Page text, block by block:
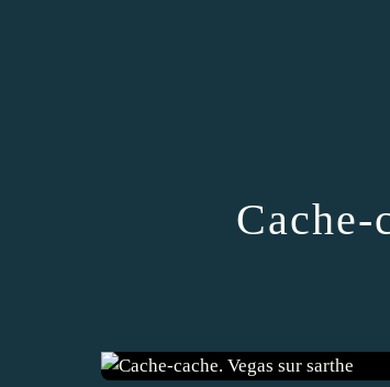
Cache-